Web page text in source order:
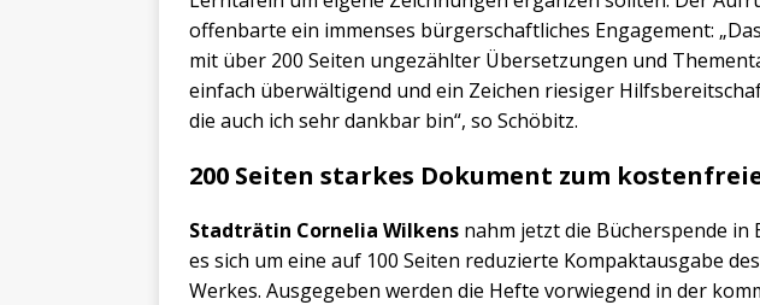
offenbarte ein immenses bürgerschaftliches Engagement:
mit über 200 Seiten ungezählter Übersetzungen und
einfach überwältigend und ein Zeichen riesiger
die auch ich sehr dankbar bin“, so Schöbitz.
200 Seiten starkes Dokument zum
Stadträtin Cornelia Wilkens nahm jetzt die Bücherspende in
es sich um eine auf 100 Seiten reduzierte Kompaktausgabe
Werkes. Ausgegeben werden die Hefte vorwiegend in der